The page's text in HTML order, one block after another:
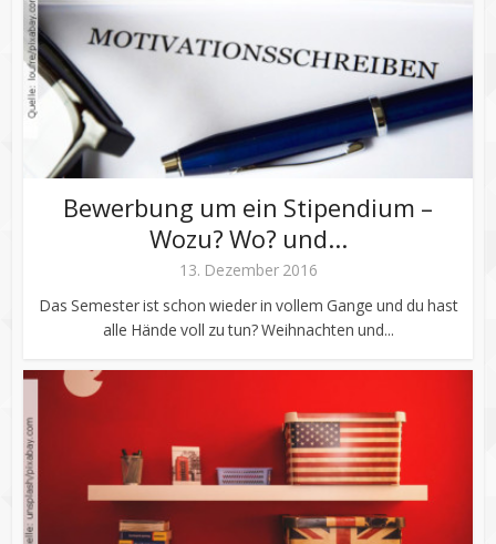
Bewerbung um ein Stipendium –
Wozu? Wo? und...
13. Dezember 2016
Das Semester ist schon wieder in vollem Gange und du hast
alle Hände voll zu tun? Weihnachten und...